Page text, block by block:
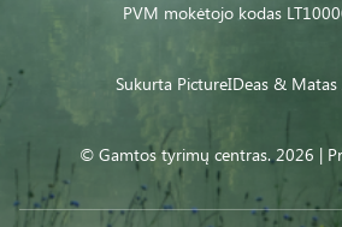
PVM mokėtojo kodas
© Gamtos tyrimų centras. 2026 |
Sukurta PictureIDeas & Matas